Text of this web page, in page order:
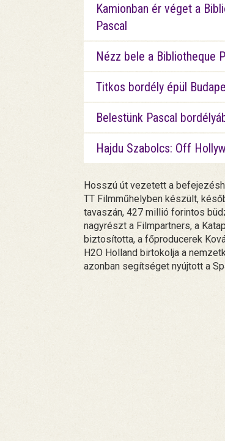
Kamionban ér véget a
Pascal
Nézz bele a Bibliotheque
Titkos bordély épül
Belestünk Pascal
Hajdu Szabolcs: Off
Hosszú út vezetett a
TT Filmműhelyben készült,
tavaszán, 427 millió forintos
nagyrészt a Filmpartners, a
biztosította, a főproducerek
H2O Holland birtokolja a
azonban segítséget nyújtott a